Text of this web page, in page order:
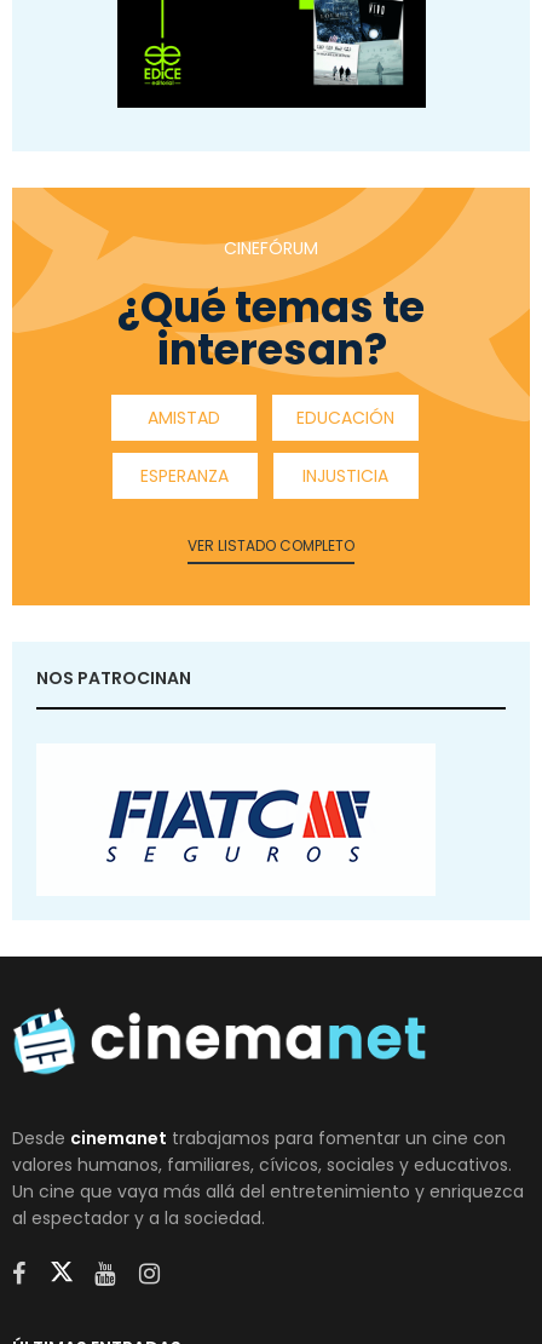
CINEFÓRUM
¿Qué temas te
interesan?
AMISTAD EDUCACIÓN
ESPERANZA INJUSTICIA
VER LISTADO COMPLETO
NOS PATROCINAN
Desde cinemanet trabajamos para fomentar un cine con
valores humanos, familiares, cívicos, sociales y educativos.
Un cine que vaya más allá del entretenimiento y enriquezca
al espectador y a la sociedad.